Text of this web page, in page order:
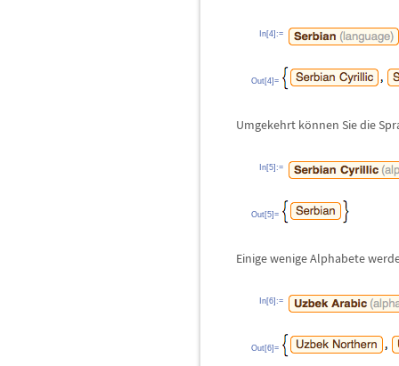
In[4]:=
Out[4]=
Umgekehrt können Sie die
In[5]:=
Out[5]=
Einige wenige Alphabete
In[6]:=
Out[6]=